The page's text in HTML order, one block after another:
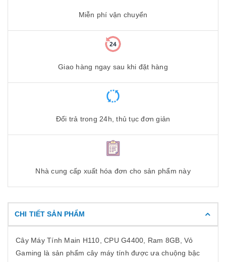
Miễn phí vận chuyển
Giao hàng ngay sau khi đặt hàng
Đổi trả trong 24h, thủ tục đơn giản
Nhà cung cấp xuất hóa đơn cho sản phẩm này
CHI TIẾT SẢN PHẨM
Cây Máy Tính Main H110, CPU G4400, Ram 8GB, Vỏ
Gaming là sản phẩm cây máy tính được ưa chuộng bậc